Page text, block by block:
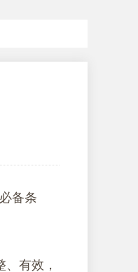
备条
有效，